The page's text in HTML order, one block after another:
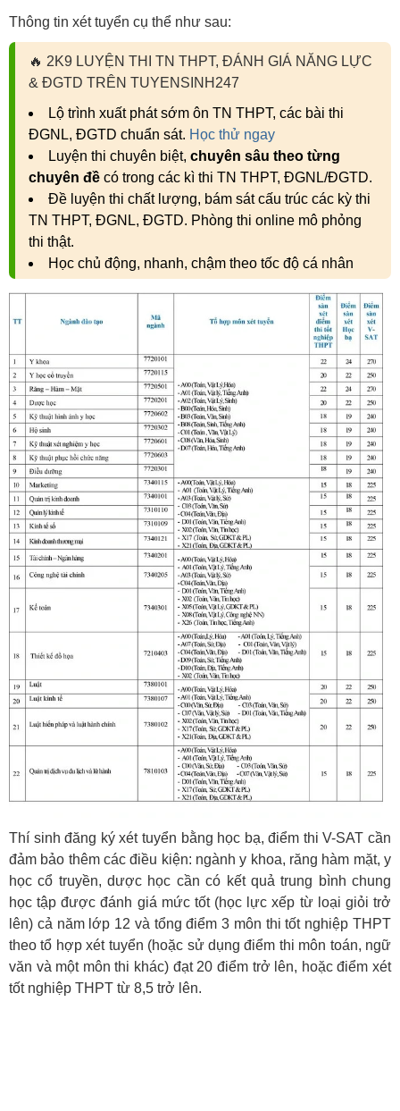
Thông tin xét tuyển cụ thể như sau:
🔥 2K9 LUYỆN THI TN THPT, ĐÁNH GIÁ NĂNG LỰC
& ĐGTD TRÊN TUYENSINH247
Lộ trình xuất phát sớm ôn TN THPT, các bài thi
ĐGNL, ĐGTD chuẩn sát. Học thử ngay
Luyện thi chuyên biệt, chuyên sâu theo từng
chuyên đề có trong các kì thi TN THPT, ĐGNL/ĐGTD.
Đề luyện thi chất lượng, bám sát cấu trúc các kỳ thi
TN THPT, ĐGNL, ĐGTD. Phòng thi online mô phỏng
thi thật.
Học chủ động, nhanh, chậm theo tốc độ cá nhân
Thí sinh đăng ký xét tuyển bằng học bạ, điểm thi V-SAT cần
đảm bảo thêm các điều kiện: ngành y khoa, răng hàm mặt, y
học cổ truyền, dược học cần có kết quả trung bình chung
học tập được đánh giá mức tốt (học lực xếp từ loại giỏi trở
lên) cả năm lớp 12 và tổng điểm 3 môn thi tốt nghiệp THPT
theo tổ hợp xét tuyển (hoặc sử dụng điểm thi môn toán, ngữ
văn và một môn thi khác) đạt 20 điểm trở lên, hoặc điểm xét
tốt nghiệp THPT từ 8,5 trở lên.